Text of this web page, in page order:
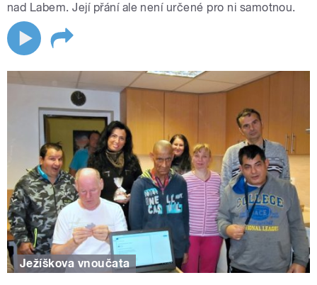
nad Labem. Její přání ale není určené pro ni samotnou.
Ježíškova vnoučata